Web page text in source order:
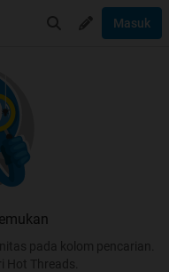
Masuk
pada kolom pencarian.
Hot Threads.